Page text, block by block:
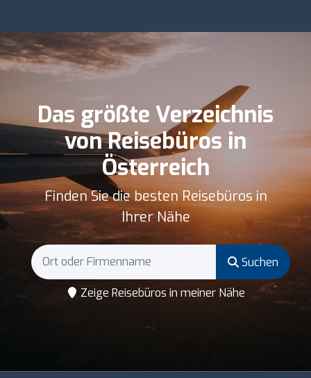
Das größte Verzeichnis
von Reisebüros in
Österreich
Finden Sie die besten Reisebüros in
Ihrer Nähe
Suchen
Zeige Reisebüros in meiner Nähe